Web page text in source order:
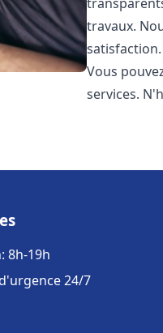
travaux.
Vous
services.
8h-19h
24/7